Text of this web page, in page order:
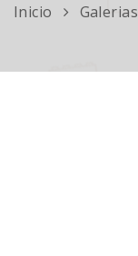
Inicio
Galerias